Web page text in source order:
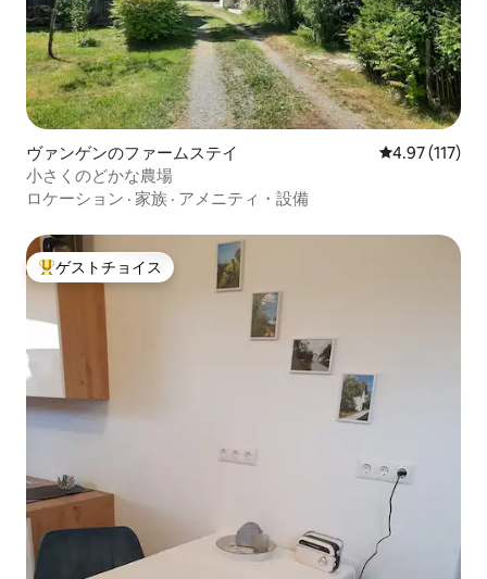
ヴァンゲンのファームステイ レビュー117
4.97 (117)
小さくのどかな農場
ロケーション · 家族 · アメニティ・設備
大好評のゲストチョイスです。
ゲストチョイス